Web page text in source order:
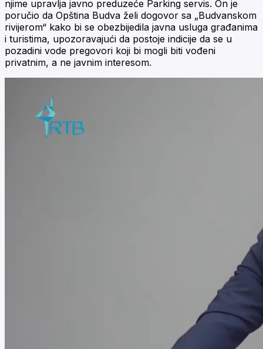
njime upravlja javno preduzeće Parking servis. On je
poručio da Opština Budva želi dogovor sa „Budvanskom
rivijerom“ kako bi se obezbijedila javna usluga građanima
i turistima, upozoravajući da postoje indicije da se u
pozadini vode pregovori koji bi mogli biti vođeni
privatnim, a ne javnim interesom.